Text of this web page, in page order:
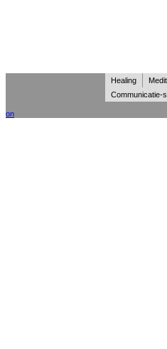
Healing
Communicatie-
on